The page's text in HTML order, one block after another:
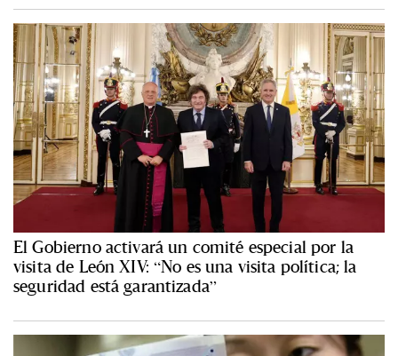
El Gobierno activará un comité especial por la
visita de León XIV: “No es una visita política; la
seguridad está garantizada”